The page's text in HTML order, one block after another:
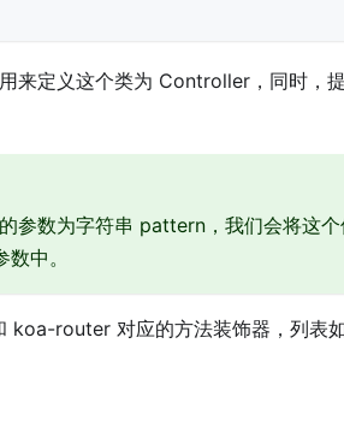
来定义这个类为 Controller，同时，
的参数为字符串 pattern，我们会将这个
数中。
router 对应的方法装饰器，列表如